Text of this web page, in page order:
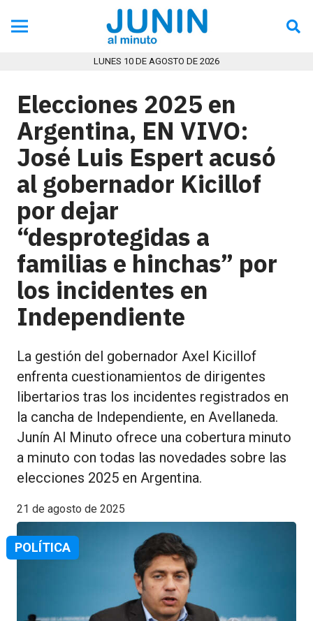
LUNES 10 DE AGOSTO DE 2026
Elecciones 2025 en
Argentina, EN VIVO:
José Luis Espert acusó
al gobernador Kicillof
por dejar
“desprotegidas a
familias e hinchas” por
los incidentes en
Independiente
La gestión del gobernador Axel Kicillof
enfrenta cuestionamientos de dirigentes
libertarios tras los incidentes registrados en
la cancha de Independiente, en Avellaneda.
Junín Al Minuto ofrece una cobertura minuto
a minuto con todas las novedades sobre las
elecciones 2025 en Argentina.
21 de agosto de 2025
POLÍTICA